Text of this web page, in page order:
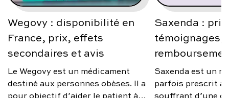
Wegovy : disponibilité en
France, prix, effets
secondaires et avis
Le Wegovy est un médicament
destiné aux personnes obèses. Il a
pour objectif d’aider le patient à
Saxenda :
témoignages,
Saxenda est un
parfois prescrit
souffrant d’une